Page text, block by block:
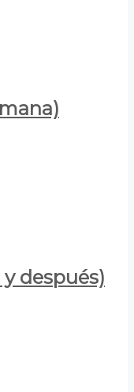
después)